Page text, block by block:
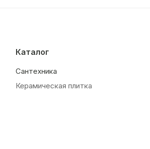
Каталог
Сантехника
Керамическая плитка